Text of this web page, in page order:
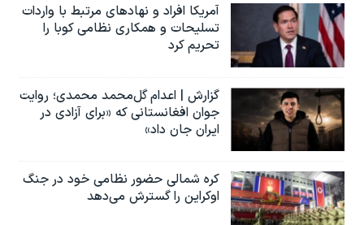
آمریکا افراد و نهادهای مرتبط با واردات
تسلیحات و همکاری نظامی کوبا را
تحریم کرد
گزارش | اعدام گل‌محمد محمدی؛ روایت
جوان افغانستانی که «برای آزادی در
ایران جان داد»
کره شمالی حضور نظامی خود در جنگ
اوکراین را گسترش می‌دهد